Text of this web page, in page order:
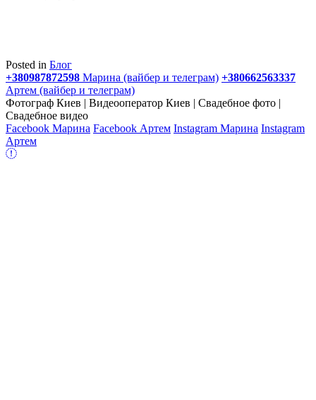
Posted in Блог
+380987872598 Марина (вайбер и телеграм) +380662563337
Артем (вайбер и телеграм)
Фотограф Киев | Видеооператор Киев | Свадебное фото |
Свадебное видео
Facebook Марина Facebook Артем Instagram Марина Instagram
Артем